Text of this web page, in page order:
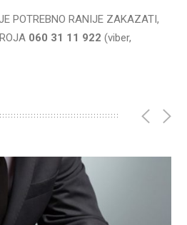
POTREBNO RANIJE ZAKAZATI,
060 31 11 922 (viber,